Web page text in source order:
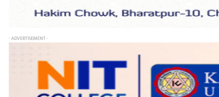
- ADVERTISEMENT -